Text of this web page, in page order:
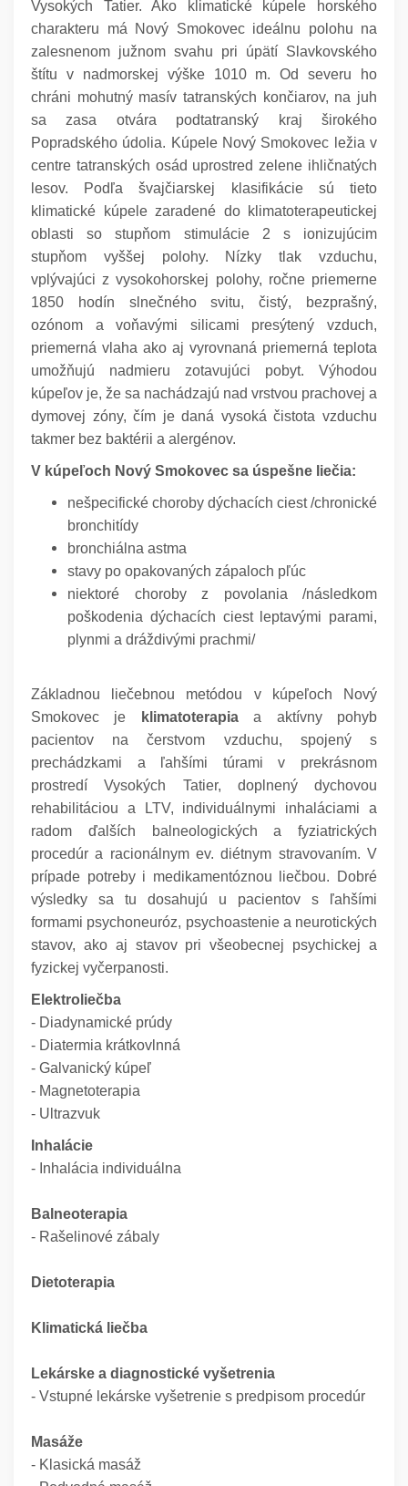
Vysokých Tatier. Ako klimatické kúpele horského
charakteru má Nový Smokovec ideálnu polohu na
zalesnenom južnom svahu pri úpätí Slavkovského
štítu v nadmorskej výške 1010 m. Od severu ho
chráni mohutný masív tatranských končiarov, na juh
sa zasa otvára podtatranský kraj širokého
Popradského údolia. Kúpele Nový Smokovec ležia v
centre tatranských osád uprostred zelene ihličnatých
lesov. Podľa švajčiarskej klasifikácie sú tieto
klimatické kúpele zaradené do klimatoterapeutickej
oblasti so stupňom stimulácie 2 s ionizujúcim
stupňom vyššej polohy. Nízky tlak vzduchu,
vplývajúci z vysokohorskej polohy, ročne priemerne
1850 hodín slnečného svitu, čistý, bezprašný,
ozónom a voňavými silicami presýtený vzduch,
priemerná vlaha ako aj vyrovnaná priemerná teplota
umožňujú nadmieru zotavujúci pobyt. Výhodou
kúpeľov je, že sa nachádzajú nad vrstvou prachovej a
dymovej zóny, čím je daná vysoká čistota vzduchu
takmer bez baktérii a alergénov.
V kúpeľoch Nový Smokovec sa úspešne liečia:
nešpecifické choroby dýchacích ciest /chronické
bronchitídy
bronchiálna astma
stavy po opakovaných zápaloch pľúc
niektoré choroby z povolania /následkom
poškodenia dýchacích ciest leptavými parami,
plynmi a dráždivými prachmi/
Základnou liečebnou metódou v kúpeľoch Nový
Smokovec je
klimatoterapiaa aktívny pohyb
pacientov na čerstvom vzduchu, spojený s
prechádzkami a ľahšími túrami v prekrásnom
prostredí Vysokých Tatier, doplnený dychovou
rehabilitáciou a LTV, individuálnymi inhaláciami a
radom ďalších balneologických a fyziatrických
procedúr a racionálnym ev. diétnym stravovaním. V
prípade potreby i medikamentóznou liečbou. Dobré
výsledky sa tu dosahujú u pacientov s ľahšími
formami psychoneuróz, psychoastenie a neurotických
stavov, ako aj stavov pri všeobecnej psychickej a
fyzickej vyčerpanosti.
Elektroliečba
- Diadynamické prúdy
- Diatermia krátkovlnná
- Galvanický kúpeľ
- Magnetoterapia
- Ultrazvuk
Inhalácie
- Inhalácia individuálna
Balneoterapia
- Rašelinové zábaly
Dietoterapia
Klimatická liečba
Lekárske a diagnostické vyšetrenia
- Vstupné lekárske vyšetrenie s predpisom procedúr
Masáže
- Klasická masáž